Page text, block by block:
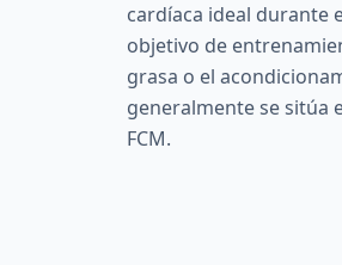
cardíaca ideal durante
objetivo de
grasa o el
generalmente se sitúa
FCM.